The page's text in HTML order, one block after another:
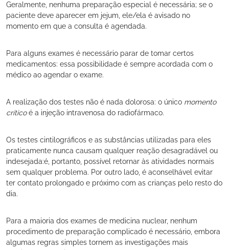
Geralmente, nenhuma preparação especial é necessária; se o
paciente deve aparecer em jejum, ele/ela é avisado no
momento em que a consulta é agendada.
Para alguns exames é necessário parar de tomar certos
medicamentos: essa possibilidade é sempre acordada com o
médico ao agendar o exame.
A realização dos testes não é nada dolorosa: o único momento
críticoé a injeção intravenosa do radiofármaco.
Os testes cintilográficos e as substâncias utilizadas para eles
praticamente nunca causam qualquer reação desagradável ou
indesejada:é, portanto, possível retornar às atividades normais
sem qualquer problema. Por outro lado, é aconselhável evitar
ter contato prolongado e próximo com as crianças pelo resto do
dia.
Para a maioria dos exames de medicina nuclear, nenhum
procedimento de preparação complicado é necessário, embora
algumas regras simples tornem as investigações mais